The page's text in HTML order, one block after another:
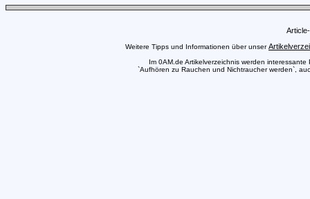
Weitere Tipps und Informationen über unser
Im 0AM.de Artikelverzeichnis werden
`Aufhören zu Rauchen und Nichtraucher werden`,